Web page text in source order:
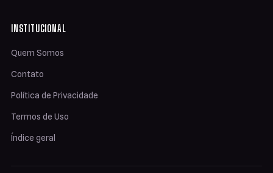
INSTITUCIONAL
Quem Somos
Contato
Política de Privacidade
Termos de Uso
Índice geral